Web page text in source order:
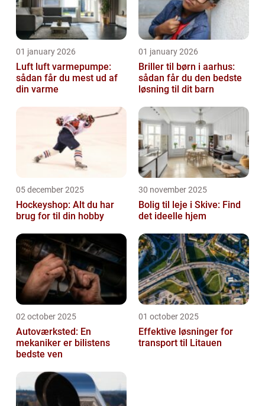
01 january 2026
Luft luft varmepumpe:
sådan får du mest ud af
din varme
01 january 2026
Briller til børn i aarhus:
sådan får du den bedste
løsning til dit barn
05 december 2025
Hockeyshop: Alt du har
brug for til din hobby
30 november 2025
Bolig til leje i Skive: Find
det ideelle hjem
02 october 2025
Autoværksted: En
mekaniker er bilistens
bedste ven
01 october 2025
Effektive løsninger for
transport til Litauen